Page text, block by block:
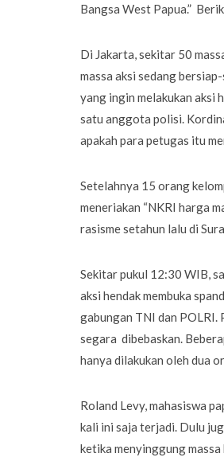
Bangsa West Papua.”
Di Jakarta, sekitar 50
massa aksi sedang
yang ingin melakukan aksi
satu anggota polisi.
apakah para petugas itu
Setelahnya 15 orang
meneriakan “NKRI harga
rasisme setahun lalu di
Sekitar pukul 12:30 WIB,
aksi hendak membuka
gabungan TNI dan POLRI.
segara dibebaskan.
hanya dilakukan oleh dua
Roland Levy, mahasiswa
kali ini saja terjadi. Dulu
ketika menyinggung